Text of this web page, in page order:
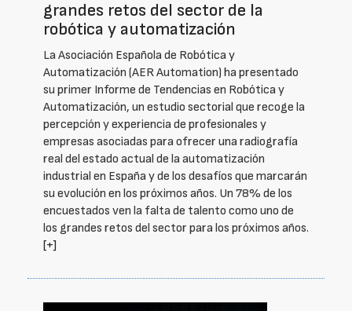
grandes retos del sector de la
robótica y automatización
La Asociación Española de Robótica y
Automatización (AER Automation) ha presentado
su primer Informe de Tendencias en Robótica y
Automatización, un estudio sectorial que recoge la
percepción y experiencia de profesionales y
empresas asociadas para ofrecer una radiografía
real del estado actual de la automatización
industrial en España y de los desafíos que marcarán
su evolución en los próximos años. Un 78% de los
encuestados ven la falta de talento como uno de
los grandes retos del sector para los próximos años.
[+]